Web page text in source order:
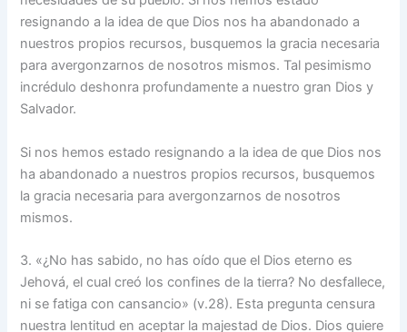
resignando a la idea de que Dios nos ha abandonado a
nuestros propios recursos, busquemos la gracia necesaria
para avergonzarnos de nosotros mismos. Tal pesimismo
incrédulo deshonra profundamente a nuestro gran Dios y
Salvador.
Si nos hemos estado resignando a la idea de que Dios nos
ha abandonado a nuestros propios recursos, busquemos
la gracia necesaria para avergonzarnos de nosotros
mismos.
3. «¿No has sabido, no has oído que el Dios eterno es
Jehová, el cual creó los confines de la tierra? No desfallece,
ni se fatiga con cansancio» (v.28). Esta pregunta censura
nuestra lentitud en aceptar la majestad de Dios. Dios quiere